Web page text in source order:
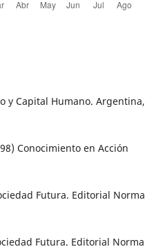
y Capital Humano. Argentina,
Conocimiento en Acción
Futura. Editorial Norma
Futura. Editorial Norma